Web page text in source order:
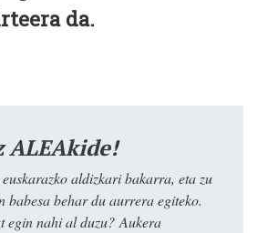
da.
ALEAkide!
aldizkari bakarra, eta zu
babesa behar du aurrera egiteko.
egin nahi al duzu? Aukera